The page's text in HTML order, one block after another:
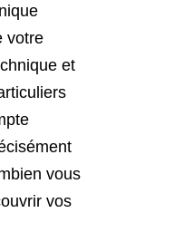
votre
et
vous
vos